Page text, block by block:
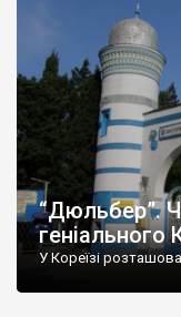
“Дюльбер”.
геніального
У Кореїзі